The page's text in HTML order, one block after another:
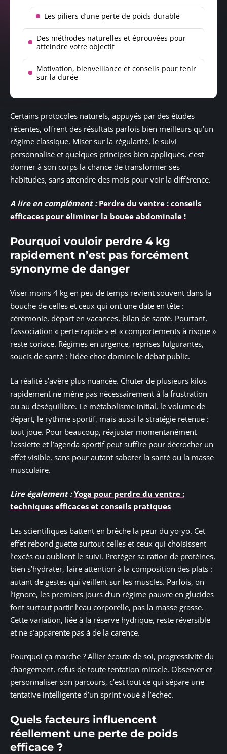
Les piliers d’une perte de poids durable
Des méthodes naturelles et éprouvées pour
atteindre votre objectif
Motivation, bienveillance et conseils pour tenir
sur la durée
Certains protocoles naturels, appuyés par des études
récentes, offrent des résultats parfois bien meilleurs qu’un
régime classique. Miser sur la régularité, le suivi
personnalisé et quelques principes bien appliqués, c’est
donner à son corps la chance de transformer ses
habitudes, sans attendre des mois pour voir la différence.
A lire en complément : Perdre du ventre : conseils
efficaces pour éliminer la bouée abdominale !
Pourquoi vouloir perdre 4 kg
rapidement n’est pas forcément
synonyme de danger
Viser moins 4 kg en peu de temps revient souvent dans la
bouche de celles et ceux qui ont une date en tête :
cérémonie, départ en vacances, bilan de santé. Pourtant,
l’association « perte rapide » et « comportements à risque »
reste coriace. Régimes en urgence, reprises fulgurantes,
soucis de santé : l’idée choc domine le débat public.
La réalité s’avère plus nuancée. Chuter de plusieurs kilos
rapidement ne mène pas nécessairement à la frustration
ou au déséquilibre. Le métabolisme initial, le volume de
départ, le rythme sportif, mais aussi la stratégie retenue :
tout joue. Pour beaucoup, réajuster momentanément
l’assiette et l’agenda sportif peut suffire pour décrocher un
effet visible, sans pour autant saboter la santé ou la masse
musculaire.
Lire également : Yoga pour perdre du ventre :
techniques efficaces et conseils pratiques
Les scientifiques battent en brèche la peur du yo-yo. Cet
effet rebond guette surtout celles et ceux qui choisissent
l’excès ou oublient le suivi. Protéger sa ration de protéines,
bien s’hydrater, faire attention à la composition des plats :
autant de gestes qui veillent sur les muscles. Parfois, on
l’ignore, les premiers jours d’un régime pauvre en glucides
font surtout partir l’eau corporelle, pas la masse grasse.
Cette variation, liée à la réserve hydrique, reste réversible
et ne s’apparente pas à de la carence.
Pourquoi ça marche ? Allier écoute de soi, progressivité du
changement, refus de toute tentation miracle. Observer et
personnaliser son parcours, c’est tout ce qui sépare une
tentative intelligente d’un sprint voué à l’échec.
Quels facteurs influencent
réellement une perte de poids
efficace ?